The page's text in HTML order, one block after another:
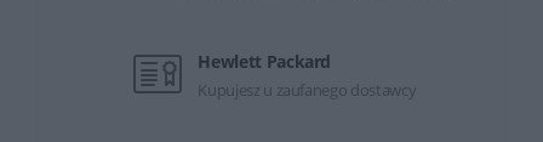
Hewlett Packard
Kupujesz u zaufanego dostawcy